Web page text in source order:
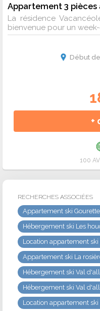
Appartement 3 pièces
La résidence
bienvenue pour un week-
Début
+
100
RECHERCHES ASSOCIÉES
Appartement ski
Hébergement ski Les
Location appartement
Appartement ski La
Hébergement ski Val
Hébergement ski Val
Location appartement ski